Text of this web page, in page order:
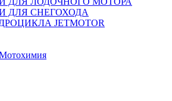
ДЛЯ СНЕГОХОДА
JETMOTOR